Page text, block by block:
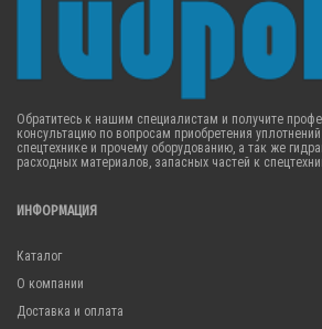
Обратитесь к нашим специалистам и получите
консультацию по вопросам приобретения
спецтехнике и прочему оборудованию, а так же
расходных материалов, запасных частей к
ИНФОРМАЦИЯ
Каталог
О компании
Доставка и оплата